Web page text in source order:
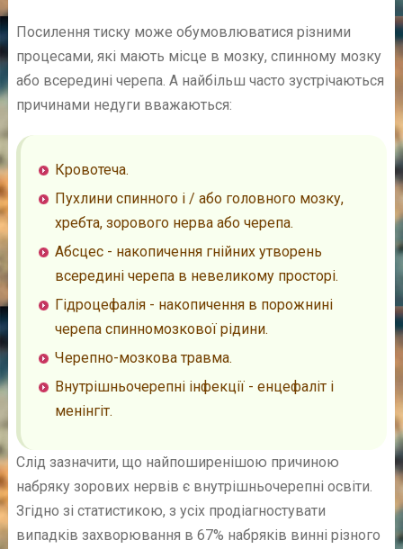
Посилення тиску може обумовлюватися різними
процесами, які мають місце в мозку, спинному мозку
або всередині черепа. А найбільш часто зустрічаються
причинами недуги вважаються:
Кровотеча.
Пухлини спинного і / або головного мозку,
хребта, зорового нерва або черепа.
Абсцес - накопичення гнійних утворень
всередині черепа в невеликому просторі.
Гідроцефалія - накопичення в порожнині
черепа спинномозкової рідини.
Черепно-мозкова травма.
Внутрішньочерепні інфекції - енцефаліт і
менінгіт.
Слід зазначити, що найпоширенішою причиною
набряку зорових нервів є внутрішньочерепні освіти.
Згідно зі статистикою, з усіх продіагностувати
випадків захворювання в 67% набряків винні різного